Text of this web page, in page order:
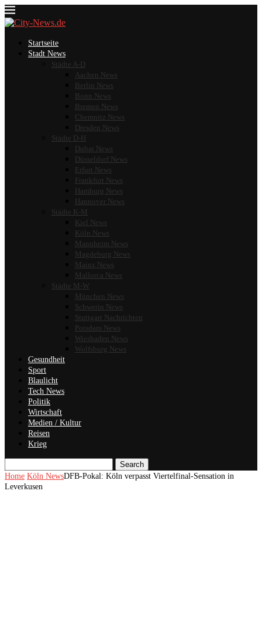
Startseite
Stadt News
Städte A-D
Aachen News
Berlin News
Bonn News
Bremen News
Chemnitz News
Dresden News
Städte D-H
Dubai News
Düsseldorf News
Erfurt News
Frankfurt News
Hamburg News
Hannover News
Städte K-M
Kiel News
Köln News
Mannheim News
Magdeburg News
Mainz News
Mallorca News
Städte M-W
München News
Schwerin News
Stuttgart Nachrichten
Potsdam News
Wiesbaden News
Wolfsburg News
Gesundheit
Sport
Blaulicht
Tech News
Politik
Wirtschaft
Medien / Kultur
Reisen
Krieg
Search
Home Köln NewsDFB-Pokal: Köln verpasst Viertelfinal-Sensation in
Leverkusen